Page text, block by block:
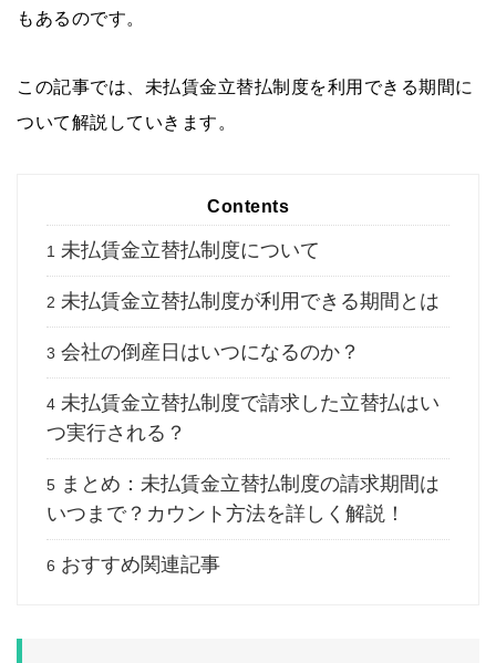
もあるのです。
この記事では、未払賃金立替払制度を利用できる期間に
ついて解説していきます。
Contents
1 未払賃金立替払制度について
2 未払賃金立替払制度が利用できる期間とは
3 会社の倒産日はいつになるのか？
4 未払賃金立替払制度で請求した立替払はい
つ実行される？
5 まとめ：未払賃金立替払制度の請求期間は
いつまで？カウント方法を詳しく解説！
6 おすすめ関連記事